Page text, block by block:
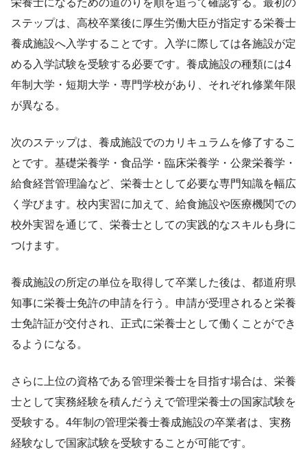
ステップは、高校卒業後に厚生労働大臣が指定する栄養士
養成施設へ入学することです。入学に際しては各施設が定
める入学試験を受験する必要です。養成施設の種類には4
年制大学・短期大学・専門学校があり、それぞれ修業年限
が異なる。
次のステップは、養成施設でのカリキュラムを修了するこ
とです。基礎栄養学・食品学・臨床栄養学・公衆栄養学・
給食経営管理論など、栄養士として必要な専門知識を幅広
く学びます。校内実習に加えて、給食施設や医療機関での
校外実習を通じて、栄養士としての実践的なスキルも身に
つけます。
養成施設の所定の単位を取得して卒業した後は、都道府県
知事に栄養士免許の申請を行う。申請が受理されると栄養
士免許証が交付され、正式に栄養士として働くことができ
るようになる。
さらに上位の資格である管理栄養士を目指す場合は、栄養
士として実務経験を積んだうえで管理栄養士の国家試験を
受験する。4年制の管理栄養士養成施設の卒業者は、実務
経験なしで国家試験を受験することが可能です。